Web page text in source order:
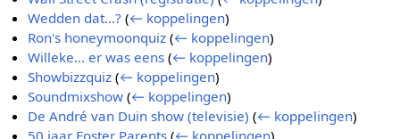
Wedden dat...? (← koppelingen)
Ron's honeymoonquiz (← koppelingen)
Willeke... er was eens (← koppelingen)
Showbizzquiz (← koppelingen)
Soundmixshow (← koppelingen)
De André van Duin show (televisie) (← koppelingen)